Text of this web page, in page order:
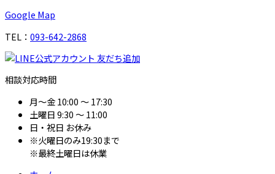
Google Map
TEL： 093-642-2868
相談対応時間
月～金10:00 ～ 17:30
土曜日9:30 ～ 11:00
日・祝日 お休み
※火曜日のみ19:30まで
※最終土曜日は休業